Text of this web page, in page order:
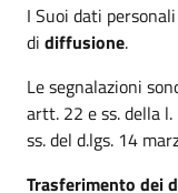
I Suoi dati
di diffusione.
Le segnalazioni
artt. 22 e ss. della
ss. del d.lgs. 14
Trasferimento dei